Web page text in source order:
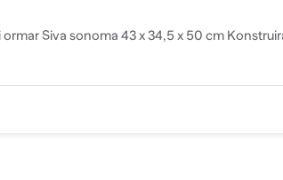
ormar Siva sonoma 43 x 34,5 x 50 cm